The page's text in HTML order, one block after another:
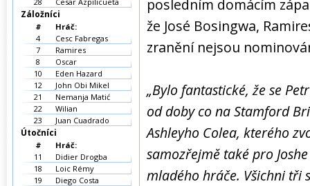
posledním domácím
že José Bosingwa,
zranění nejsou
„Bylo fantastické, že se
od doby co na Stamford
Ashleyho Colea, kterého
samozřejmě také pro
mladého hráče. Všichni tři
Záložníci
#
Hráč:
4
Cesc Fabregas
7
Ramires
8
Oscar
10
Eden Hazard
12
John Obi Mikel
21
Nemanja Matić
22
Wilian
23
Juan Cuadrado
Útočníci
#
Hráč:
11
Didier Drogba
18
Loic Rémy
19
Diego Costa